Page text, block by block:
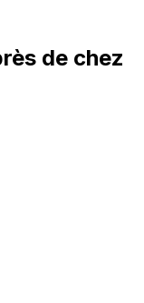
de chez